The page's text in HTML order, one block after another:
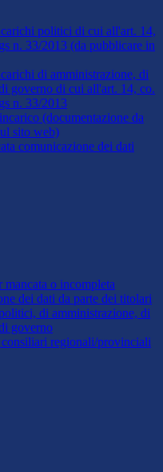
politici di cui all'art. 14,
n. 33/2013 (da pubblicare in
di amministrazione, di
governo di cui all'art. 14, co.
n. 33/2013
(documentazione da
sito web)
comunicazione dei dati
mancata o incompleta
dei dati da parte dei titolari
di amministrazione, di
governo
regionali/provinciali